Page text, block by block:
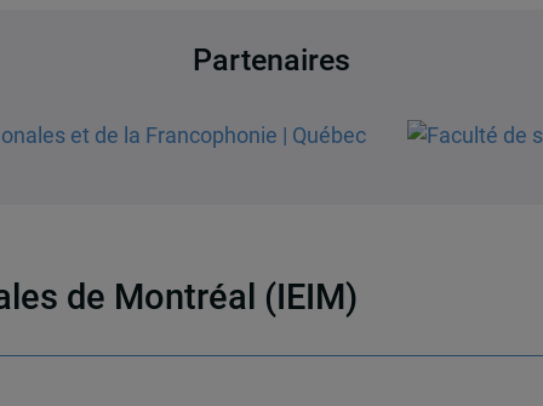
Partenaires
de Montréal (IEIM)